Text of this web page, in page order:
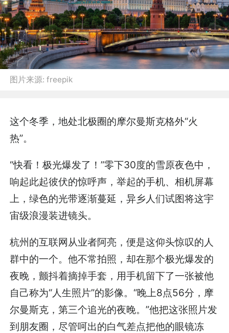
图片来源:freepik
这个冬季，地处北极圈的摩尔曼斯克格外“火
热”。
“快看！极光爆发了！”零下30度的雪原夜色中，
响起此起彼伏的惊呼声，举起的手机、相机屏幕
上，绿色的光带逐渐蔓延，异乡人们试图将这宇
宙级浪漫装进镜头。
杭州的互联网从业者阿亮，便是这仰头惊叹的人
群中的一个。他不常拍照，却在那个极光爆发的
夜晚，颤抖着摘掉手套，用手机留下了一张被他
自己称为“人生照片”的影像。“晚上8点56分，摩
尔曼斯克，第三个追光的夜晚。”他把这张照片发
到朋友圈，尽管呵出的白气差点把他的眼镜冻